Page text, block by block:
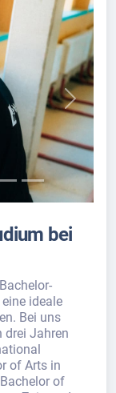
Next
bei
ideale
Bei uns
drei Jahren
of Arts in
of